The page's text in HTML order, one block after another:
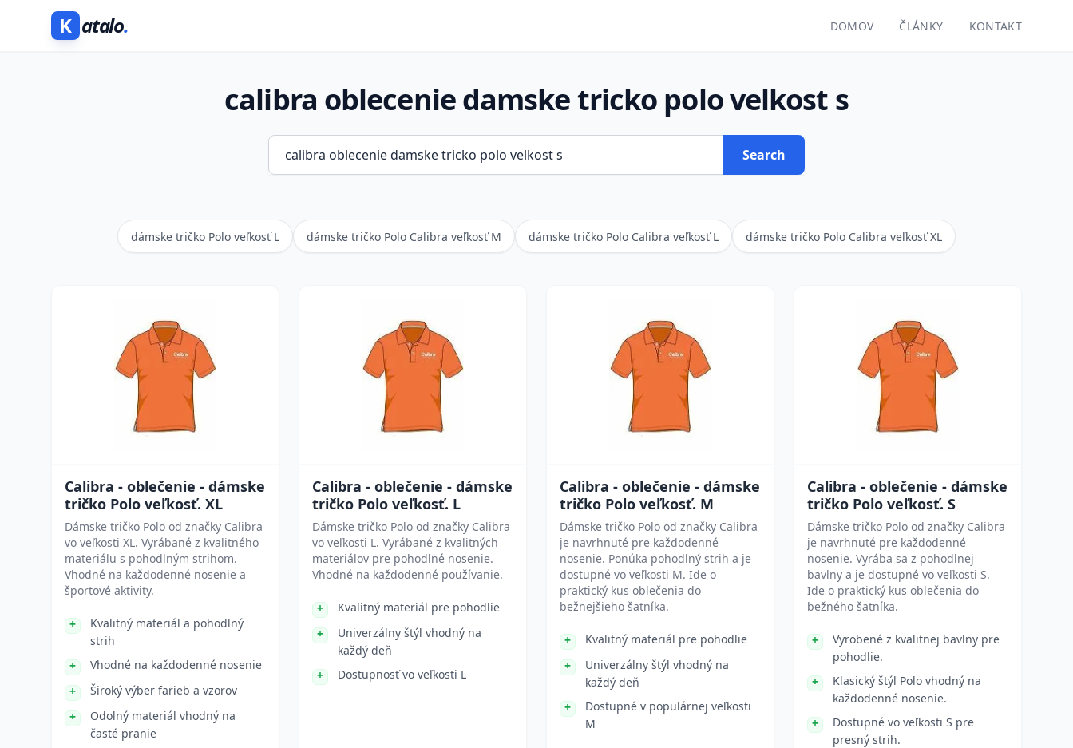
K atalo. DOMOV ČLÁNKY KONTAKT
calibra oblecenie damske tricko polo velkost s
Search
dámske tričko Polo veľkosť L dámske tričko Polo Calibra veľkosť M dámske tričko Polo Calibra veľkosť L dámske tričko Polo Calibra veľkosť XL
Calibra - oblečenie - dámske
tričko Polo veľkosť. XL
Dámske tričko Polo od značky Calibra
vo veľkosti XL. Vyrábané z kvalitného
materiálu s pohodlným strihom.
Vhodné na každodenné nosenie a
športové aktivity.
Kvalitný materiál a pohodlný
strih
Vhodné na každodenné nosenie
Široký výber farieb a vzorov
Odolný materiál vhodný na
časté pranie
Calibra - oblečenie - dámske
tričko Polo veľkosť. L
Dámske tričko Polo od značky Calibra
vo veľkosti L. Vyrábané z kvalitných
materiálov pre pohodlné nosenie.
Vhodné na každodenné používanie.
Kvalitný materiál pre pohodlie
Univerzálny štýl vhodný na
každý deň
Dostupnosť vo veľkosti L
Calibra - oblečenie - dámske
tričko Polo veľkosť. M
Dámske tričko Polo od značky Calibra
je navrhnuté pre každodenné
nosenie. Ponúka pohodlný strih a je
dostupné vo veľkosti M. Ide o
praktický kus oblečenia do
bežnejšieho šatníka.
Kvalitný materiál pre pohodlie
Univerzálny štýl vhodný na
každý deň
Dostupné v populárnej veľkosti
M
Calibra - oblečenie - dámske
tričko Polo veľkosť. S
Dámske tričko Polo od značky Calibra
je navrhnuté pre každodenné
nosenie. Vyrába sa z pohodlnej
bavlny a je dostupné vo veľkosti S.
Ide o praktický kus oblečenia do
bežného šatníka.
Vyrobené z kvalitnej bavlny pre
pohodlie.
Klasický štýl Polo vhodný na
každodenné nosenie.
Dostupné vo veľkosti S pre
presný strih.